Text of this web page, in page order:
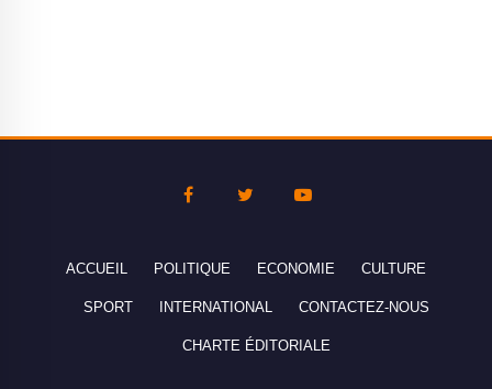
ACCUEIL POLITIQUE ECONOMIE CULTURE
SPORT INTERNATIONAL CONTACTEZ-NOUS
CHARTE ÉDITORIALE